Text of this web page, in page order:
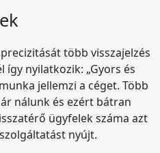
több visszajelzés
így nyilatkozik: „Gyors és
jellemzi a céget. Több
nálunk és ezért bátran
ügyfelek száma azt
nyújt.